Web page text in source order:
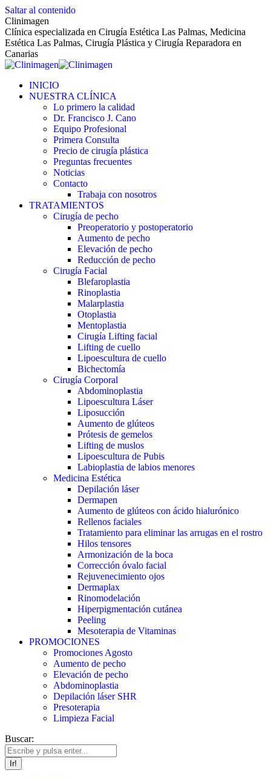
Saltar al contenido
Clinimagen
Clínica especializada en Cirugía Estética Las Palmas, Medicina
Estética Las Palmas, Cirugía Plástica y Cirugía Reparadora en
Canarias
INICIO
NUESTRA CLÍNICA
Lo primero la calidad
Dr. Francisco J. Cano
Equipo Profesional
Primera Consulta
Precio de cirugía plástica
Preguntas frecuentes
Noticias
Contacto
Trabaja con nosotros
TRATAMIENTOS
Cirugía de pecho
Preoperatorio y postoperatorio
Aumento de pecho
Elevación de pecho
Reducción de pecho
Cirugía Facial
Blefaroplastia
Rinoplastia
Malarplastia
Otoplastia
Mentoplastia
Cirugía Lifting facial
Lifting de cuello
Lipoescultura de cuello
Bichectomía
Cirugía Corporal
Abdominoplastia
Lipoescultura Láser
Liposucción
Aumento de glúteos
Prótesis de gemelos
Lifting de muslos
Lipoescultura de Pubis
Labioplastia de labios menores
Medicina Estética
Depilación láser
Dermapen
Aumento de glúteos con ácido hialurónico
Rellenos faciales
Tratamiento para eliminar las arrugas en el rostro
Hilos tensores
Armonización de la boca
Corrección óvalo facial
Rejuvenecimiento ojos
Dermaplax
Rinomodelación
Hiperpigmentación cutánea
Peeling
Mesoterapia de Vitaminas
PROMOCIONES
Promociones Agosto
Aumento de pecho
Elevación de pecho
Abdominoplastia
Depilación láser SHR
Presoterapia
Limpieza Facial
Buscar: